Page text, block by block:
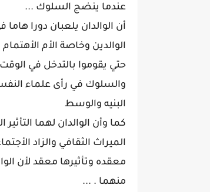
عندما ينضج السلوك ...
أن الوالدان يلعبان دورا
الوالدين وخاصة الأم
حتي يقوموا بالتدخل في
والسلوك في رأى علماء
البنيه والوسط
كما وأن الوالدان لهما
الميراث الثقافي والزاد
معقده وتأثيرها معقد لأن
منهما . ...